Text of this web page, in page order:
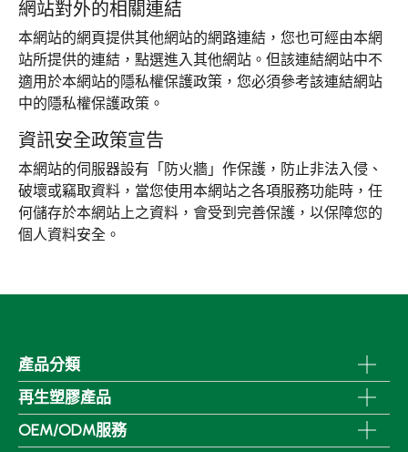
網站對外的相關連結
本網站的網頁提供其他網站的網路連結，您也可經由本網
站所提供的連結，點選進入其他網站。但該連結網站中不
適用於本網站的隱私權保護政策，您必須參考該連結網站
中的隱私權保護政策。
資訊安全政策宣告
本網站的伺服器設有「防火牆」作保護，防止非法入侵、
破壞或竊取資料，當您使用本網站之各項服務功能時，任
何儲存於本網站上之資料，會受到完善保護，以保障您的
個人資料安全。
產品分類
再生塑膠產品
OEM/ODM服務